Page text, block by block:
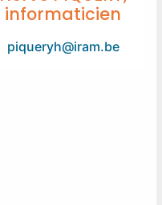
informaticien
piqueryh@iram.be